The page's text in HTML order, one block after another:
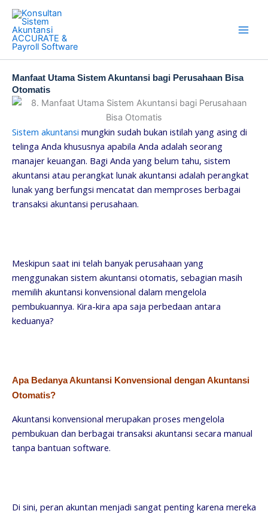
Skip
content
Manfaat Utama Sistem Akuntansi bagi Perusahaan Bisa
Otomatis
Sistem akuntansi mungkin sudah bukan istilah yang asing di
telinga Anda khususnya apabila Anda adalah seorang
manajer keuangan. Bagi Anda yang belum tahu, sistem
akuntansi atau perangkat lunak akuntansi adalah perangkat
lunak yang berfungsi mencatat dan memproses berbagai
transaksi akuntansi perusahaan.
Meskipun saat ini telah banyak perusahaan yang
menggunakan sistem akuntansi otomatis, sebagian masih
memilih akuntansi konvensional dalam mengelola
pembukuannya. Kira-kira apa saja perbedaan antara
keduanya?
Apa Bedanya Akuntansi Konvensional dengan Akuntansi
Otomatis?
Akuntansi konvensional merupakan proses mengelola
pembukuan dan berbagai transaksi akuntansi secara manual
tanpa bantuan software.
Di sini, peran akuntan menjadi sangat penting karena mereka